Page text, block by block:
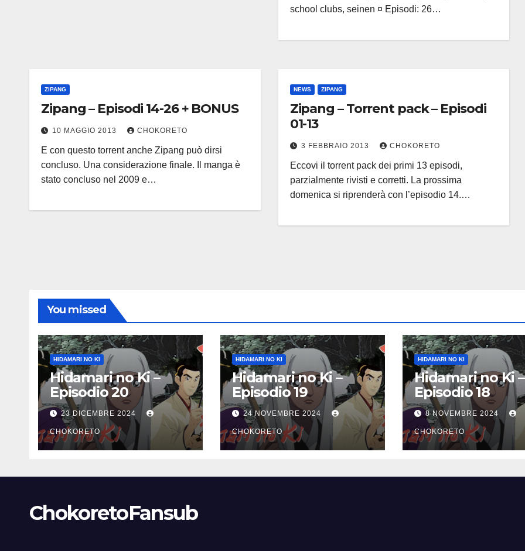
school clubs, seinen ¤ Episodi: 26…
ZIPANG
Zipang – Episodi 14-26 + BONUS
10 MAGGIO 2013 CHOKORETO
E con questo torrent anche Zipang può dirsi
concluso. Una considerazione finale. Il manga è
stato concluso nel 2009 e…
NEWS ZIPANG
Zipang – Torrent pack – Episodi
01-13
3 FEBBRAIO 2013 CHOKORETO
Eccovi il torrent pack dei primi 13 episodi,
parzialmente rivisti e corretti. La prossima
domenica si riprenderà con l’episodio 14.…
You missed
HIDAMARI NO KI
Hidamari no Ki –
Episodio 20
23 DICEMBRE 2024
CHOKORETO
HIDAMARI NO KI
Hidamari no Ki –
Episodio 19
24 NOVEMBRE 2024
CHOKORETO
HIDAMARI NO KI
Hidamari no Ki –
Episodio 18
8 NOVEMBRE 2024
CHOKORETO
ChokoretoFansub